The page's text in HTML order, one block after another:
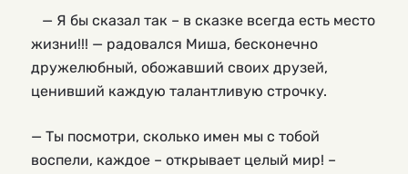
— Я бы сказал так – в сказке всегда есть место
жизни!!! — радовался Миша, бесконечно
дружелюбный, обожавший своих друзей,
ценивший каждую талантливую строчку.
— Ты посмотри, сколько имен мы с тобой
воспели, каждое – открывает целый мир! –